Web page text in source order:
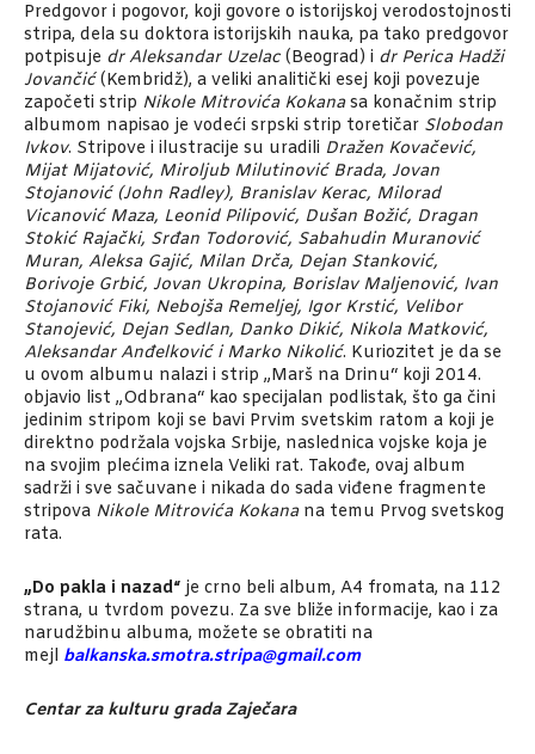
Predgovor i pogovor, koji govore o istorijskoj verodostojnosti
stripa, dela su doktora istorijskih nauka, pa tako predgovor
potpisuje dr Aleksandar Uzelac(Beograd) i dr Perica Hadži
Jovančić(Kembridž), a veliki analitički esej koji povezuje
započeti strip Nikole Mitrovića Kokanasa konačnim strip
albumom napisao je vodeći srpski strip toretičar Slobodan
Ivkov. Stripove i ilustracije su uradili Dražen Kovačević,
Mijat Mijatović, Miroljub Milutinović Brada, Jovan
Stojanović (John Radley), Branislav Kerac, Milorad
Vicanović Maza, Leonid Pilipović, Dušan Božić, Dragan
Stokić Rajački, Srđan Todorović, Sabahudin Muranović
Muran, Aleksa Gajić, Milan Drča, Dejan Stanković,
Borivoje Grbić, Jovan Ukropina, Borislav Maljenović, Ivan
Stojanović Fiki, Nebojša Remeljej, Igor Krstić, Velibor
Stanojević, Dejan Sedlan, Danko Dikić, Nikola Matković,
Aleksandar Anđelković i Marko Nikolić. Kuriozitet je da se
u ovom albumu nalazi i strip „Marš na Drinu“ koji 2014.
objavio list „Odbrana“ kao specijalan podlistak, što ga čini
jedinim stripom koji se bavi Prvim svetskim ratom a koji je
direktno podržala vojska Srbije, naslednica vojske koja je
na svojim plećima iznela Veliki rat. Takođe, ovaj album
sadrži i sve sačuvane i nikada do sada viđene fragmente
stripova Nikole Mitrovića Kokanana temu Prvog svetskog
rata.
„Do pakla i nazad“ je crno beli album, A4 fromata, na 112
strana, u tvrdom povezu. Za sve bliže informacije, kao i za
narudžbinu albuma, možete se obratiti na
mejl balkanska.smotra.stripa@gmail.com
Centar za kulturu grada Zaječara